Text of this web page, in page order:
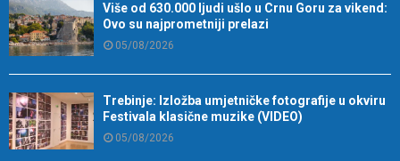
Više od 630.000 ljudi ušlo u Crnu Goru za vikend:
Ovo su najprometniji prelazi
05/08/2026
Trebinje: Izložba umjetničke fotografije u okviru
Festivala klasične muzike (VIDEO)
05/08/2026